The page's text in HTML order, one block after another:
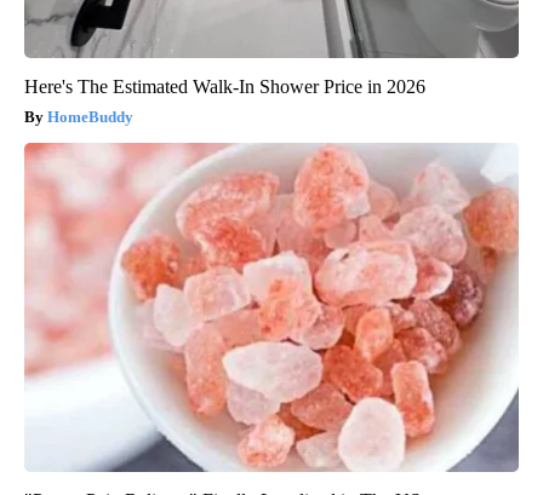
Here's The Estimated Walk-In Shower Price in 2026
HomeBuddy